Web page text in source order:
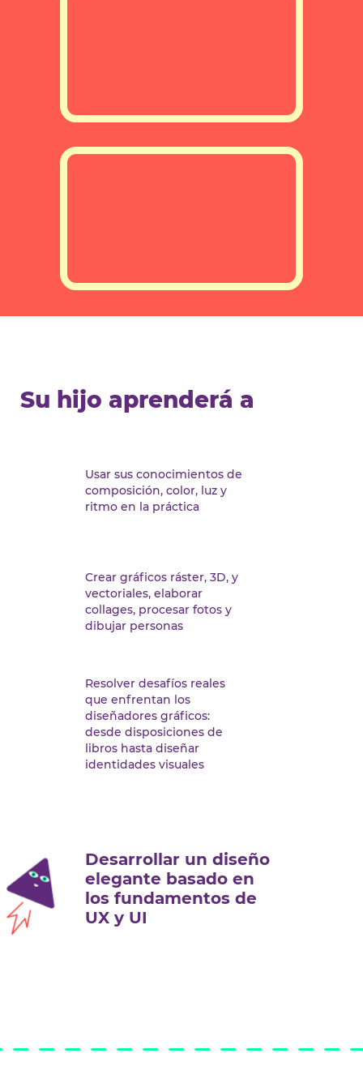
Su hijo aprenderá a
Usar sus conocimientos de
composición, color, luz y
ritmo en la práctica
Crear gráficos ráster, 3D, y
vectoriales, elaborar
collages, procesar fotos y
dibujar personas
Resolver desafíos reales
que enfrentan los
diseñadores gráficos:
desde disposiciones de
libros hasta diseñar
identidades visuales
Desarrollar un diseño
elegante basado en
los fundamentos de
UX y UI